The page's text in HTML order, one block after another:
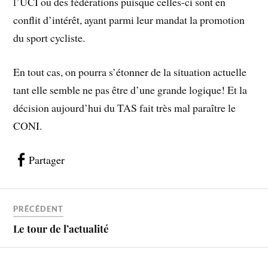
conflit d’intérêt, ayant parmi leur mandat la promotion
du sport cycliste.
En tout cas, on pourra s’étonner de la situation actuelle
tant elle semble ne pas être d’une grande logique! Et la
décision aujourd’hui du TAS fait très mal paraître le
CONI.
Partager
PRÉCÉDENT
Le tour de l’actualité